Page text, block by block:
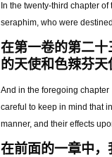
In the twenty-third chapter
seraphim, who were
在第一卷的第二
的天使和色辣芬
And in the foregoing
careful to keep in mind that
manner, and their effects
在前面的一章中